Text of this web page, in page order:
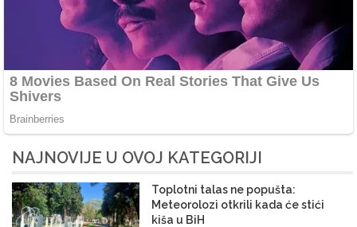
NAJNOVIJE U OVOJ KATEGORIJI
Toplotni talas ne popušta:
Meteorolozi otkrili kada će stići
kiša u BiH